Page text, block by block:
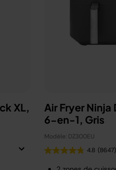
XL,
Air Fryer Ninja
6-en-1, Gris
Modèle: DZ300EU
4.8 (8647)